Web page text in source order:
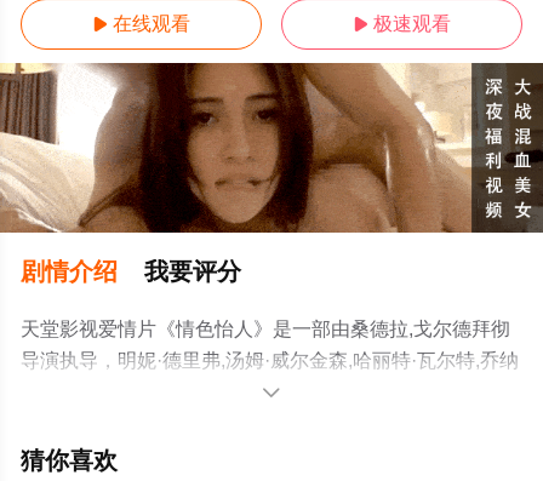
 在线观看  极速观看
剧情介绍 我要评分
天堂影视爱情片《情色怡人》是一部由桑德拉,戈尔德拜彻
导演执导，明妮·德里弗,汤姆·威尔金森,哈丽特·瓦尔特,乔纳
森·莱斯·梅耶斯等演员精彩演绎的英国电影，大结局剧情已
全就上天堂电影网，更多相关信息可移步至豆瓣电影、电

猜你喜欢